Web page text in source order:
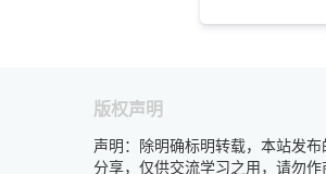
版权声明
声明：除明确标明转载，本站发
分享，仅供交流学习之用，请勿